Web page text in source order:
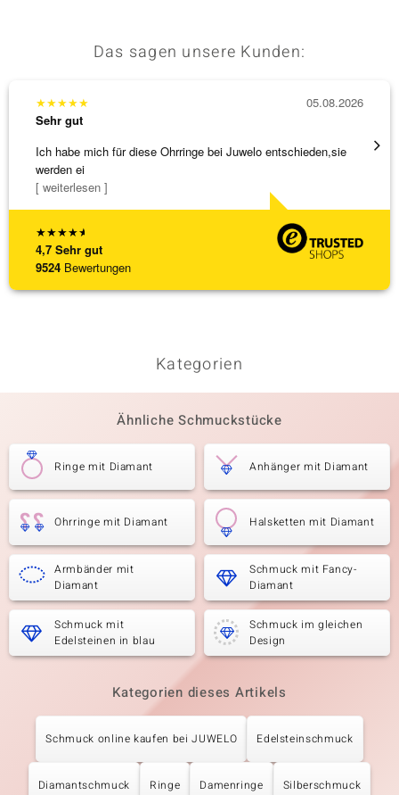
Das sagen unsere Kunden:
★★★★★
4,7 Sehr gut
9524 Bewertungen
★★★★★
Sehr gut
Ich habe mich für diese Ohrringe bei Juwelo entschieden,sie
werden ei
[ weiterlesen ]
05.08.2026
Kategorien
Ähnliche Schmuckstücke
Ringe mit Diamant Anhänger mit Diamant
Ohrringe mit Diamant Halsketten mit Diamant
Armbänder mit
Diamant
Schmuck mit Fancy-
Diamant
Schmuck mit
Edelsteinen in blau
Schmuck im gleichen
Design
Kategorien dieses Artikels
Schmuck online kaufen bei JUWELO Edelsteinschmuck
Diamantschmuck Ringe Damenringe Silberschmuck